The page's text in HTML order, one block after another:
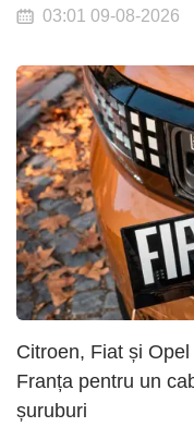
03:01 09-08-2026
Citroen, Fiat și
Franța pentru un
șuruburi